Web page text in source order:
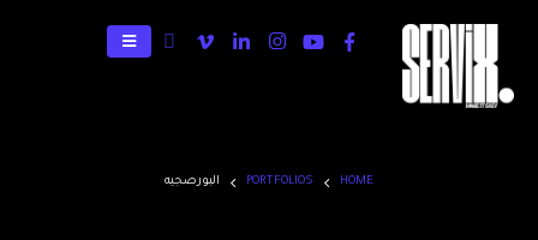
HOME
PORTFOLIOS البورصجيه